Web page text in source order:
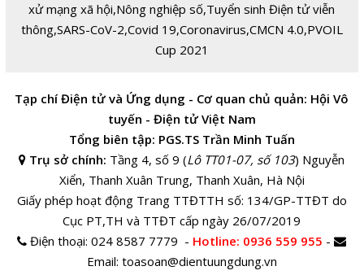
xử mạng xã hội,Nông nghiệp số,Tuyển sinh Điện tử viễn
thông,SARS-CoV-2,Covid 19,Coronavirus,CMCN 4.0,PVOIL
Cup 2021
Tạp chí Điện tử và Ứng dụng - Cơ quan chủ quản: Hội Vô
tuyến - Điện tử Việt Nam
Tổng biên tập: PGS.TS Trần Minh Tuấn
Trụ sở chính: Tầng 4, số 9 (Lô TT01-07, số 103) Nguyễn
Xiển, Thanh Xuân Trung, Thanh Xuân, Hà Nội
Giấy phép hoạt động Trang TTĐTTH số: 134/GP-TTĐT do
Cục PT,TH và TTĐT cấp ngày 26/07/2019
Điện thoại:024 8587 7779 - Hotline: 0936 559 955 -
Email: toasoan@dientuungdung.vn